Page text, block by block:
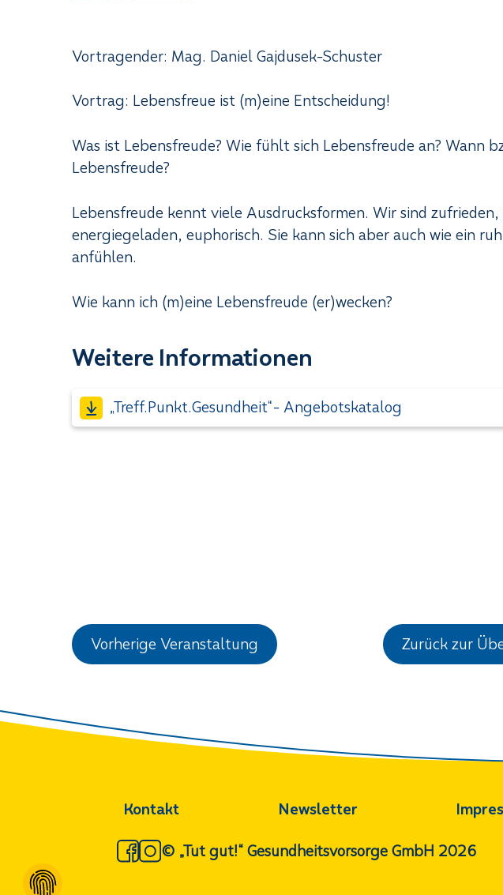
Vortragender: Mag. Daniel Gajdusek-Schuster
Vortrag: Lebensfreue ist (m)eine Entscheidung!
Was ist Lebensfreude? Wie fühlt sich Lebensfreude an? Wann
Lebensfreude?
Lebensfreude kennt viele Ausdrucksformen. Wir sind
energiegeladen, euphorisch. Sie kann sich aber auch wie ein
anfühlen.
Wie kann ich (m)eine Lebensfreude (er)wecken?
Weitere Informationen
„Treff.Punkt.Gesundheit“- Angebotskatalog
Vorherige Veranstaltung Zurück zur
Kontakt Newsletter
© „Tut gut!“ Gesundheitsvorsorge GmbH 2026